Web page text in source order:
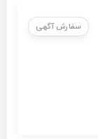
سفارش آگهی